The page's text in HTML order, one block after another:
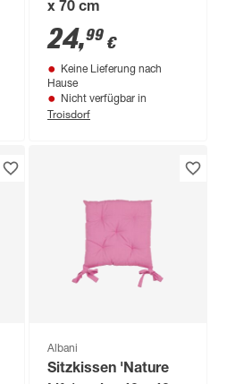
x 70 cm
24,99 €
Keine Lieferung nach
Hause
Nicht verfügbar in
Troisdorf
Albani
Sitzkissen 'Nature